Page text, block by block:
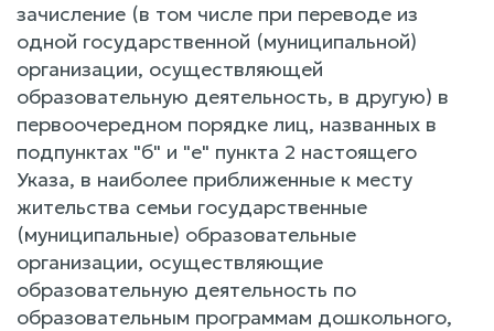
зачисление (в том числе при переводе из
одной государственной (муниципальной)
организации, осуществляющей
образовательную деятельность, в другую) в
первоочередном порядке лиц, названных в
подпунктах "б" и "е" пункта 2 настоящего
Указа, в наиболее приближенные к месту
жительства семьи государственные
(муниципальные) образовательные
организации, осуществляющие
образовательную деятельность по
образовательным программам дошкольного,